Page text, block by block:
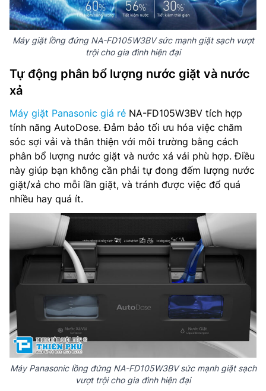
Máy giặt lồng đứng NA-FD105W3BV sức mạnh giặt sạch vượt
trội cho gia đình hiện đại
Tự động phân bổ lượng nước giặt và nước
xả
Máy giặt Panasonic giá rẻ NA-FD105W3BV tích hợp
tính năng AutoDose. Đảm bảo tối ưu hóa việc chăm
sóc sợi vải và thân thiện với môi trường bằng cách
phân bổ lượng nước giặt và nước xả vải phù hợp. Điều
này giúp bạn không cần phải tự đong đếm lượng nước
giặt/xả cho mỗi lần giặt, và tránh được việc đổ quá
nhiều hay quá ít.
Máy Panasonic lồng đứng NA-FD105W3BV sức mạnh giặt sạch
vượt trội cho gia đình hiện đại